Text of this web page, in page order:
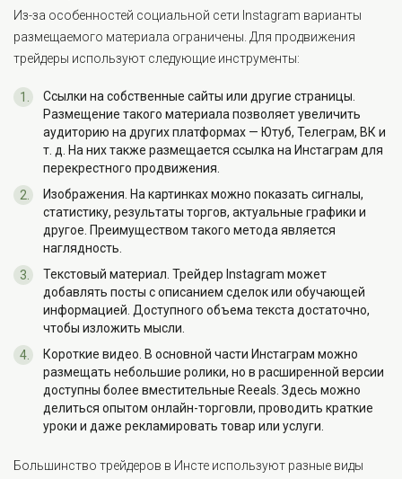
Из-за особенностей социальной сети Instagram варианты
размещаемого материала ограничены. Для продвижения
трейдеры используют следующие инструменты:
Ссылки на собственные сайты или другие страницы.
Размещение такого материала позволяет увеличить
аудиторию на других платформах — Ютуб, Телеграм, ВК и
т. д. На них также размещается ссылка на Инстаграм для
перекрестного продвижения.
Изображения. На картинках можно показать сигналы,
статистику, результаты торгов, актуальные графики и
другое. Преимуществом такого метода является
наглядность.
Текстовый материал. Трейдер Instagram может
добавлять посты с описанием сделок или обучающей
информацией. Доступного объема текста достаточно,
чтобы изложить мысли.
Короткие видео. В основной части Инстаграм можно
размещать небольшие ролики, но в расширенной версии
доступны более вместительные Reeals. Здесь можно
делиться опытом онлайн-торговли, проводить краткие
уроки и даже рекламировать товар или услуги.
Большинство трейдеров в Инсте используют разные виды